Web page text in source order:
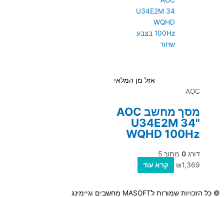
אזל מן המלאי
AOC
מסך מחשב AOC
U34E2M 34"
WQHD 100Hz
דורג 0 מתוך 5
₪1,369 קרא עוד
© כל הזכויות שמורות לMASOFT מחשבים וגיימינג